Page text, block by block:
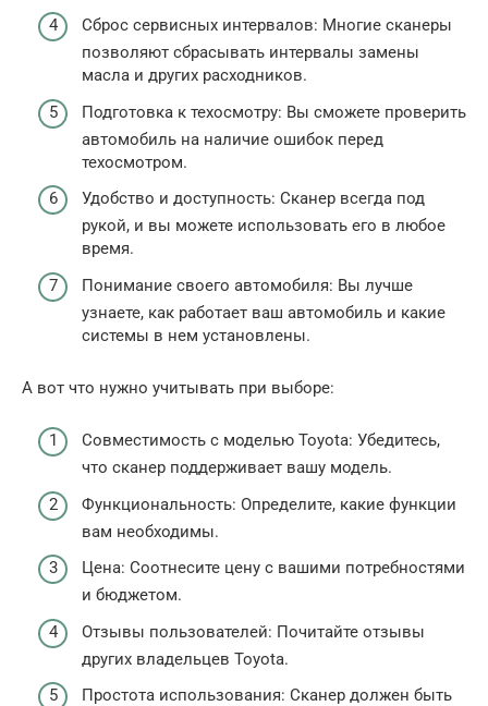
Сброс сервисных интервалов: Многие сканеры
позволяют сбрасывать интервалы замены
масла и других расходников.
Подготовка к техосмотру: Вы сможете проверить
автомобиль на наличие ошибок перед
техосмотром.
Удобство и доступность: Сканер всегда под
рукой, и вы можете использовать его в любое
время.
Понимание своего автомобиля: Вы лучше
узнаете, как работает ваш автомобиль и какие
системы в нем установлены.
А вот что нужно учитывать при выборе:
Совместимость с моделью Toyota: Убедитесь,
что сканер поддерживает вашу модель.
Функциональность: Определите, какие функции
вам необходимы.
Цена: Соотнесите цену с вашими потребностями
и бюджетом.
Отзывы пользователей: Почитайте отзывы
других владельцев Toyota.
Простота использования: Сканер должен быть